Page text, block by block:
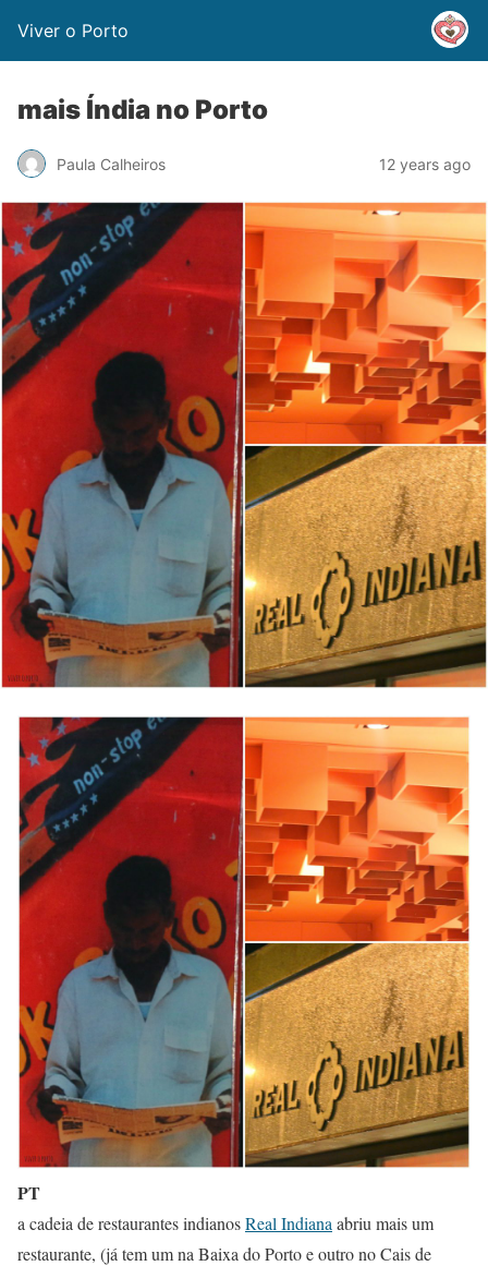
Viver o Porto
mais Índia no Porto
Paula Calheiros 12 years ago
PT
a cadeia de restaurantes indianosReal Indiana abriu mais um
restaurante, (já tem um na Baixa do Porto e outro no Cais de